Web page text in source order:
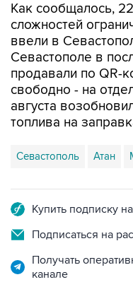
Как сообщалось,
сложностей
ввели в
Севастополе в
продавали по QR-
свободно - на
августа
топлива на
Севастополь Атан
Купить подписку
Подписаться на
Получать
канале